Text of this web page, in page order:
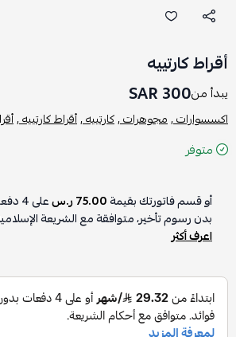
أقراط كارتييه
يبدأ من300 SAR
اكسسوارات ,مجوهرات ,كارتييه ,أقراط كارتييه ,
متوفر
أو قسم فاتورتك بقيمة75.00 ر.س على4
بدون رسوم تأخير، متوافقة مع الشريعة
اعرف أكثر